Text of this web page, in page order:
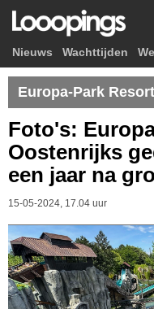
Nieuws Wachttijden
Europa-Park Resort
Foto's:
Oostenrijks
een jaar na
15-05-2024, 17.04 uur